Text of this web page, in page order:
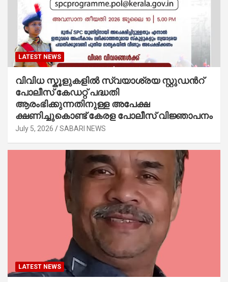
LATEST NEWS
വിവിധ സ്കൂളുകളില്‍ സ്വയാശ്രയ സ്റ്റുഡന്‍റ്
പോലീസ് കേഡറ്റ് പദ്ധതി
ആരംഭിക്കുന്നതിനുള്ള അപേക്ഷ
ക്ഷണിച്ചുകൊണ്ട് കേരള പോലീസ് വിജ്ഞാപനം
July 5, 2026 SABARI NEWS
LATEST NEWS